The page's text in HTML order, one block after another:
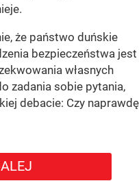
że państwo duńskie
bezpieczeństwa jest
własnych
zadania sobie pytania,
debacie: Czy naprawdę